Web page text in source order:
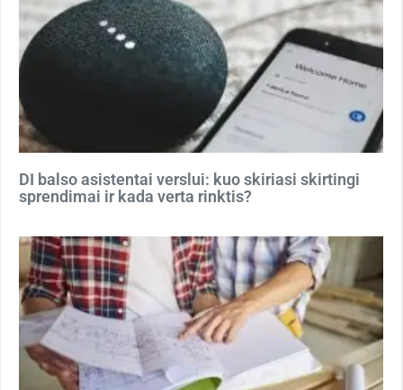
DI balso asistentai verslui: kuo skiriasi skirtingi
sprendimai ir kada verta rinktis?